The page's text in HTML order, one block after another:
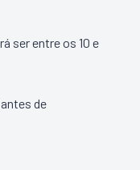
ser entre os 10 e
de